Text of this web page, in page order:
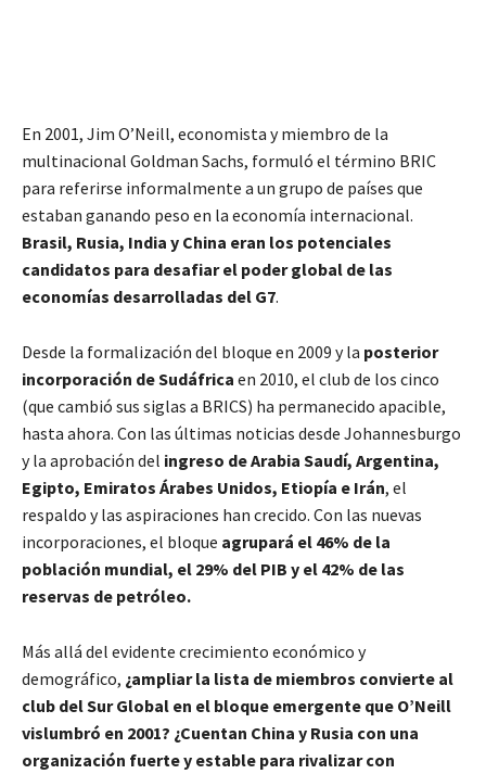
En 2001, Jim O’Neill, economista y miembro de la
multinacional Goldman Sachs, formuló el término BRIC
para referirse informalmente a un grupo de países que
estaban ganando peso en la economía internacional.
Brasil, Rusia, India y China eran los potenciales
candidatos para desafiar el poder global de las
economías desarrolladas del G7.
Desde la formalización del bloque en 2009 y la posterior
incorporación de Sudáfrica en 2010, el club de los cinco
(que cambió sus siglas a BRICS) ha permanecido apacible,
hasta ahora. Con las últimas noticias desde Johannesburgo
y la aprobación del ingreso de Arabia Saudí, Argentina,
Egipto, Emiratos Árabes Unidos, Etiopía e Irán, el
respaldo y las aspiraciones han crecido. Con las nuevas
incorporaciones, el bloque agrupará el 46% de la
población mundial, el 29% del PIB y el 42% de las
reservas de petróleo.
Más allá del evidente crecimiento económico y
demográfico, ¿ampliar la lista de miembros convierte al
club del Sur Global en el bloque emergente que O’Neill
vislumbró en 2001? ¿Cuentan China y Rusia con una
organización fuerte y estable para rivalizar con